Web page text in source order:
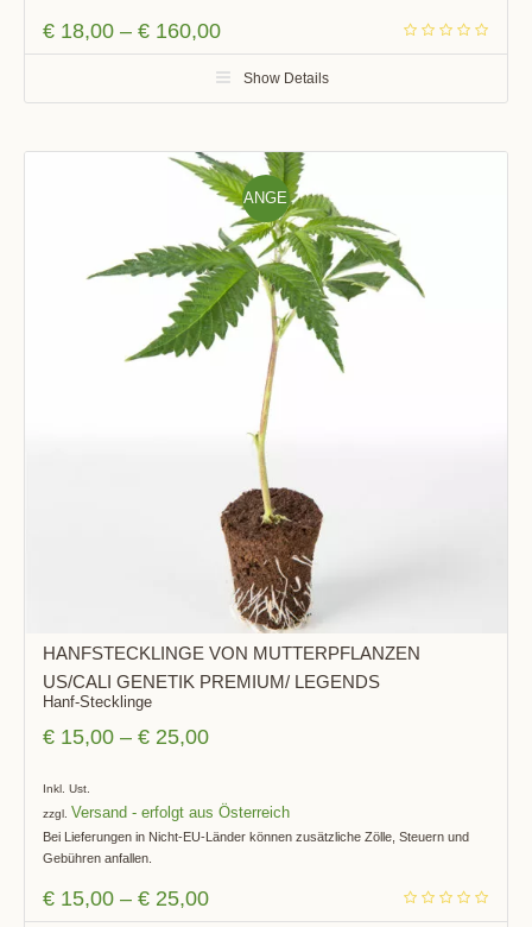
€ 18,00 –€ 160,00
Show Details
ANGE
BOT!
HANFSTECKLINGE VON MUTTERPFLANZEN
US/CALI GENETIK PREMIUM/ LEGENDS
Hanf-Stecklinge
€ 15,00 –€ 25,00
Inkl. Ust.
zzgl. Versand
Bei Lieferungen in Nicht-EU-Länder können zusätzliche Zölle, Steuern und
Gebühren anfallen.
€ 15,00 –€ 25,00